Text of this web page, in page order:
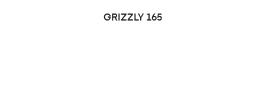
LEER MÁS
GRIZZLY 165